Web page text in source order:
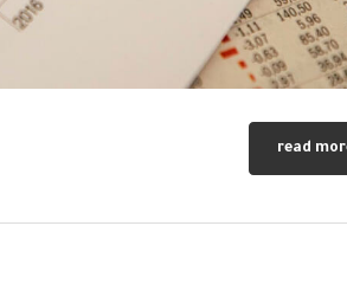
read